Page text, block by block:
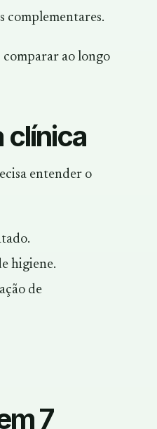
complementares.
comparar ao longo
clínica
entender o
higiene.
de
7